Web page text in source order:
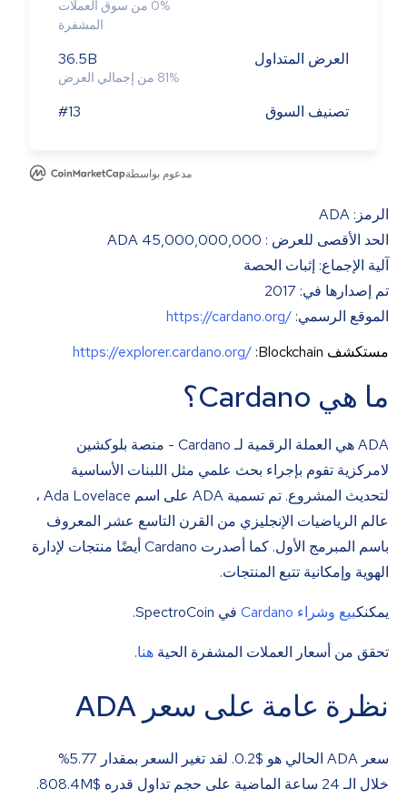
0%
من سوق العملات
المشفرة
العرض المتداول 36.5B
81% من إجمالي العرض
تصنيف السوق #13
مدعوم بواسطة
الرمز: ADA
الحد الأقصى للعرض : 45,000,000,000 ADA
آلية الإجماع: إثبات الحصة
تم إصدارها في: 2017
الموقع الرسمي: https://cardano.org/
مستكشف Blockchain:
https://explorer.cardano.org/
ما هي Cardano؟
ADA هي العملة الرقمية لـ Cardano - منصة بلوكشين
لامركزية تقوم بإجراء بحث علمي مثل اللبنات الأساسية
لتحديث المشروع. تم تسمية ADA على اسم Ada Lovelace ،
عالم الرياضيات الإنجليزي من القرن التاسع عشر المعروف
باسم المبرمج الأول. كما أصدرت Cardano أيضًا منتجات لإدارة
الهوية وإمكانية تتبع المنتجات.
يمكنكبيع وشراء Cardano في SpectroCoin.
تحقق من أسعار العملات المشفرة الحية هنا.
نظرة عامة على سعر ADA
سعر ADA الحالي هو $
0.2
. لقد تغير السعر بمقدار 5.77%
خلال الـ 24 ساعة الماضية على حجم تداول قدره $808.4M.